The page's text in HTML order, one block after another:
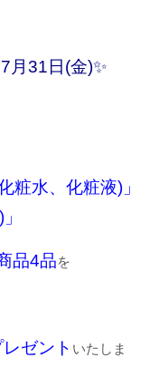
7 月31日(金)✨
粧水、化粧液) 」
) 」
品4品を
ゼント いたしま